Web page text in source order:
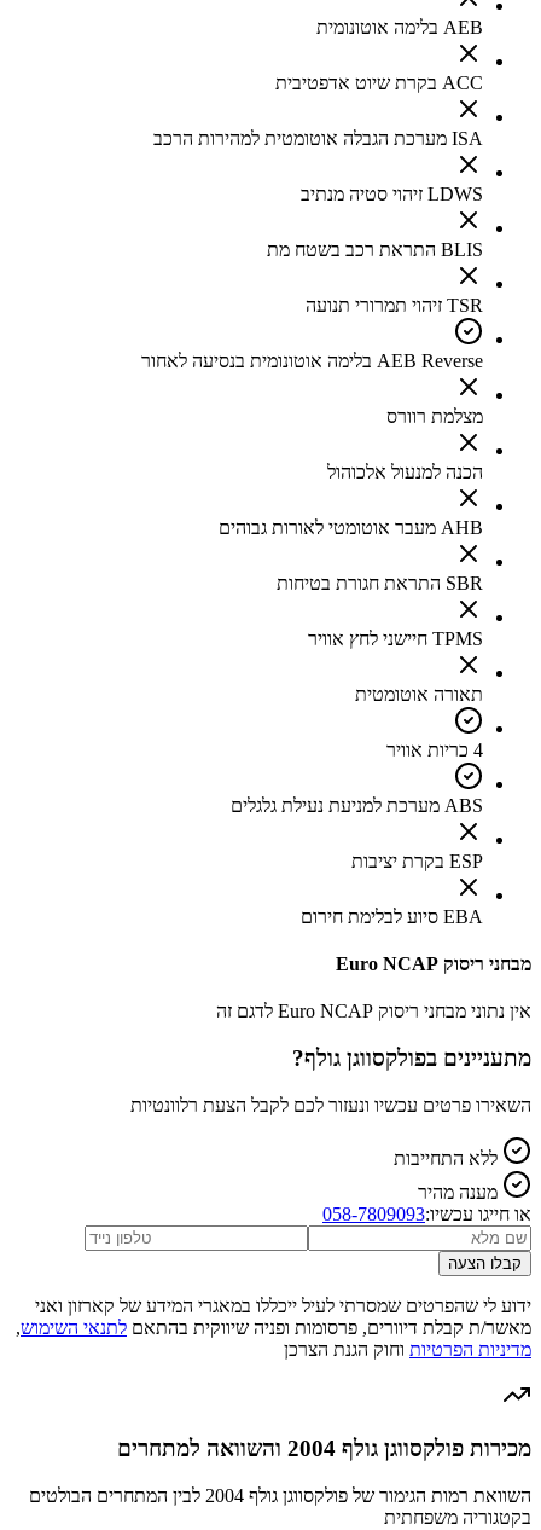
AEB בלימה אוטונומית
ACC בקרת שיוט אדפטיבית
ISA מערכת הגבלה אוטומטית למהירות הרכב
LDWS זיהוי סטיה מנתיב
BLIS התראת רכב בשטח מת
TSR זיהוי תמרורי תנועה
AEB Reverse בלימה אוטונומית בנסיעה לאחור
מצלמת רוורס
הכנה למנעול אלכוהול
AHB מעבר אוטומטי לאורות גבוהים
SBR התראת חגורת בטיחות
TPMS חיישני לחץ אוויר
תאורה אוטומטית
4 כריות אוויר
ABS מערכת למניעת נעילת גלגלים
ESP בקרת יציבות
EBA סיוע לבלימת חירום
מבחני ריסוק Euro NCAP
אין נתוני מבחני ריסוק Euro NCAP לדגם זה
מתעניינים בפולקסווגן גולף?
השאירו פרטים עכשיו ונעזור לכם לקבל הצעת רלוונטיות
ללא התחייבות
מענה מהיר
או חייגו עכשיו:058-7809093
קבלו הצעה
ידוע לי שהפרטים שמסרתי לעיל ייכללו במאגרי המידע של קארזון ואני
מאשר/ת קבלת דיוורים, פרסומות ופניה שיווקית בהתאם לתנאי השימוש,
מדיניות הפרטיות וחוק הגנת הצרכן
מכירות פולקסווגן גולף 2004 והשוואה למתחרים
השוואת רמות הגימור של פולקסווגן גולף 2004 לבין המתחרים הבולטים
בקטגוריה משפחתית